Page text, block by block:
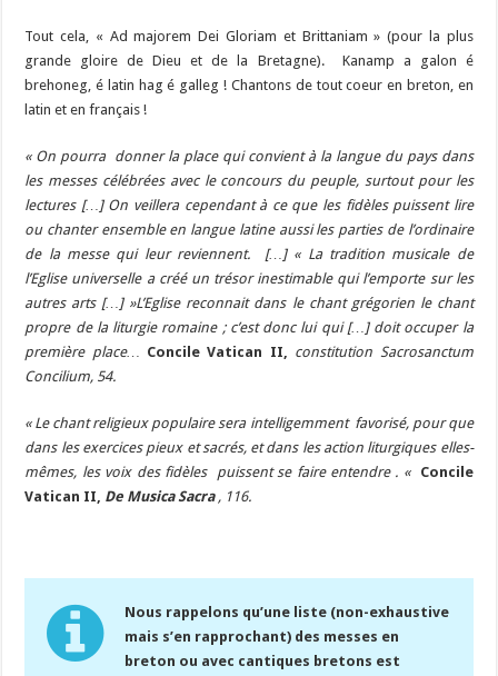
Tout cela, « Ad majorem Dei Gloriam et Brittaniam » (pour la plus
grande gloire de Dieu et de la Bretagne). Kanamp a galon é
brehoneg, é latin hag é galleg ! Chantons de tout coeur en breton, en
latin et en français !
« On pourra donner la place qui convient à la langue du pays dans
les messes célébrées avec le concours du peuple, surtout pour les
lectures […] On veillera cependant à ce que les fidèles puissent lire
ou chanter ensemble en langue latine aussi les parties de l’ordinaire
de la messe qui leur reviennent. […] « La tradition musicale de
l’Eglise universelle a créé un trésor inestimable qui l’emporte sur les
autres arts […] »L’Eglise reconnait dans le chant grégorien le chant
propre de la liturgie romaine ; c’est donc lui qui […] doit occuper la
première place… Concile Vatican II, constitution Sacrosanctum
Concilium, 54.
« Le chant religieux populaire sera intelligemment favorisé, pour que
dans les exercices pieux et sacrés, et dans les action liturgiques elles-
mêmes, les voix des fidèles puissent se faire entendre . « Concile
Vatican II, De Musica Sacra, 116.
Nous rappelons qu’une liste (non-exhaustive
mais s’en rapprochant) des messes en
breton ou avec cantiques bretons est